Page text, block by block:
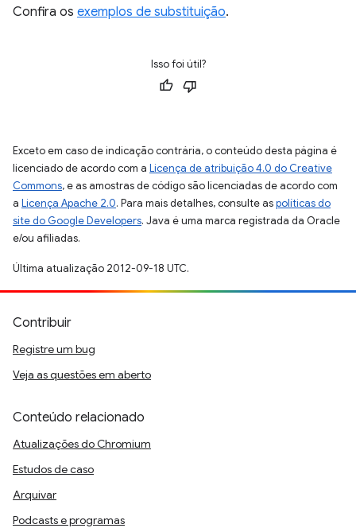
Confira os exemplos de substituição.
Isso foi útil?
Exceto em caso de indicação contrária, o conteúdo desta página é
licenciado de acordo com a Licença de atribuição 4.0 do Creative
Commons, e as amostras de código são licenciadas de acordo com
a Licença Apache 2.0. Para mais detalhes, consulte aspolíticas do
site do Google Developers. Java é uma marca registrada da Oracle
e/ou afiliadas.
Última atualização 2012-09-18 UTC.
Contribuir
Registre um bug
Veja as questões em aberto
Conteúdo relacionado
Atualizações do Chromium
Estudos de caso
Arquivar
Podcasts e programas